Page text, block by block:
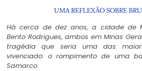
UMA REFLEXÃO SOBRE
Há cerca de dez anos, a cidade de
Bento Rodrigues, ambos em Minas
tragédia que seria uma das
vivenciado: o rompimento de uma
Samarco